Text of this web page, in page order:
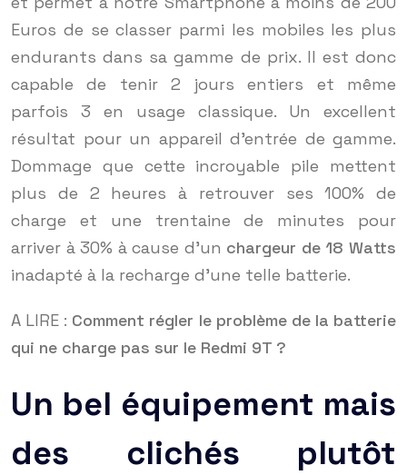
Euros de se classer parmi les mobiles les plus
endurants dans sa gamme de prix. Il est donc
capable de tenir 2 jours entiers et même
parfois 3 en usage classique. Un excellent
résultat pour un appareil d’entrée de gamme.
Dommage que cette incroyable pile mettent
plus de 2 heures à retrouver ses 100% de
charge et une trentaine de minutes pour
arriver à 30% à cause d’un chargeur de 18 Watts
inadapté à la recharge d’une telle batterie.
A LIRE : Comment régler le problème de la batterie
qui ne charge pas sur le Redmi 9T ?
Un bel équipement mais
des clichés plutôt